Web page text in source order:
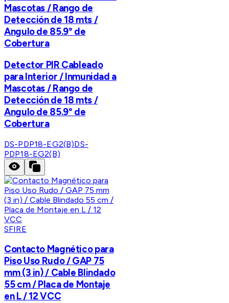
Mascotas / Rango de
Detección de 18 mts /
Angulo de 85.9° de
Cobertura
Detector PIR Cableado
para Interior / Inmunidad a
Mascotas / Rango de
Detección de 18 mts /
Angulo de 85.9° de
Cobertura
DS-PDP18-EG2(B)DS-
PDP18-EG2(B)
SFIRE
Contacto Magnético para
Piso Uso Rudo / GAP 75
mm (3 in) / Cable Blindado
55 cm / Placa de Montaje
en L / 12 VCC